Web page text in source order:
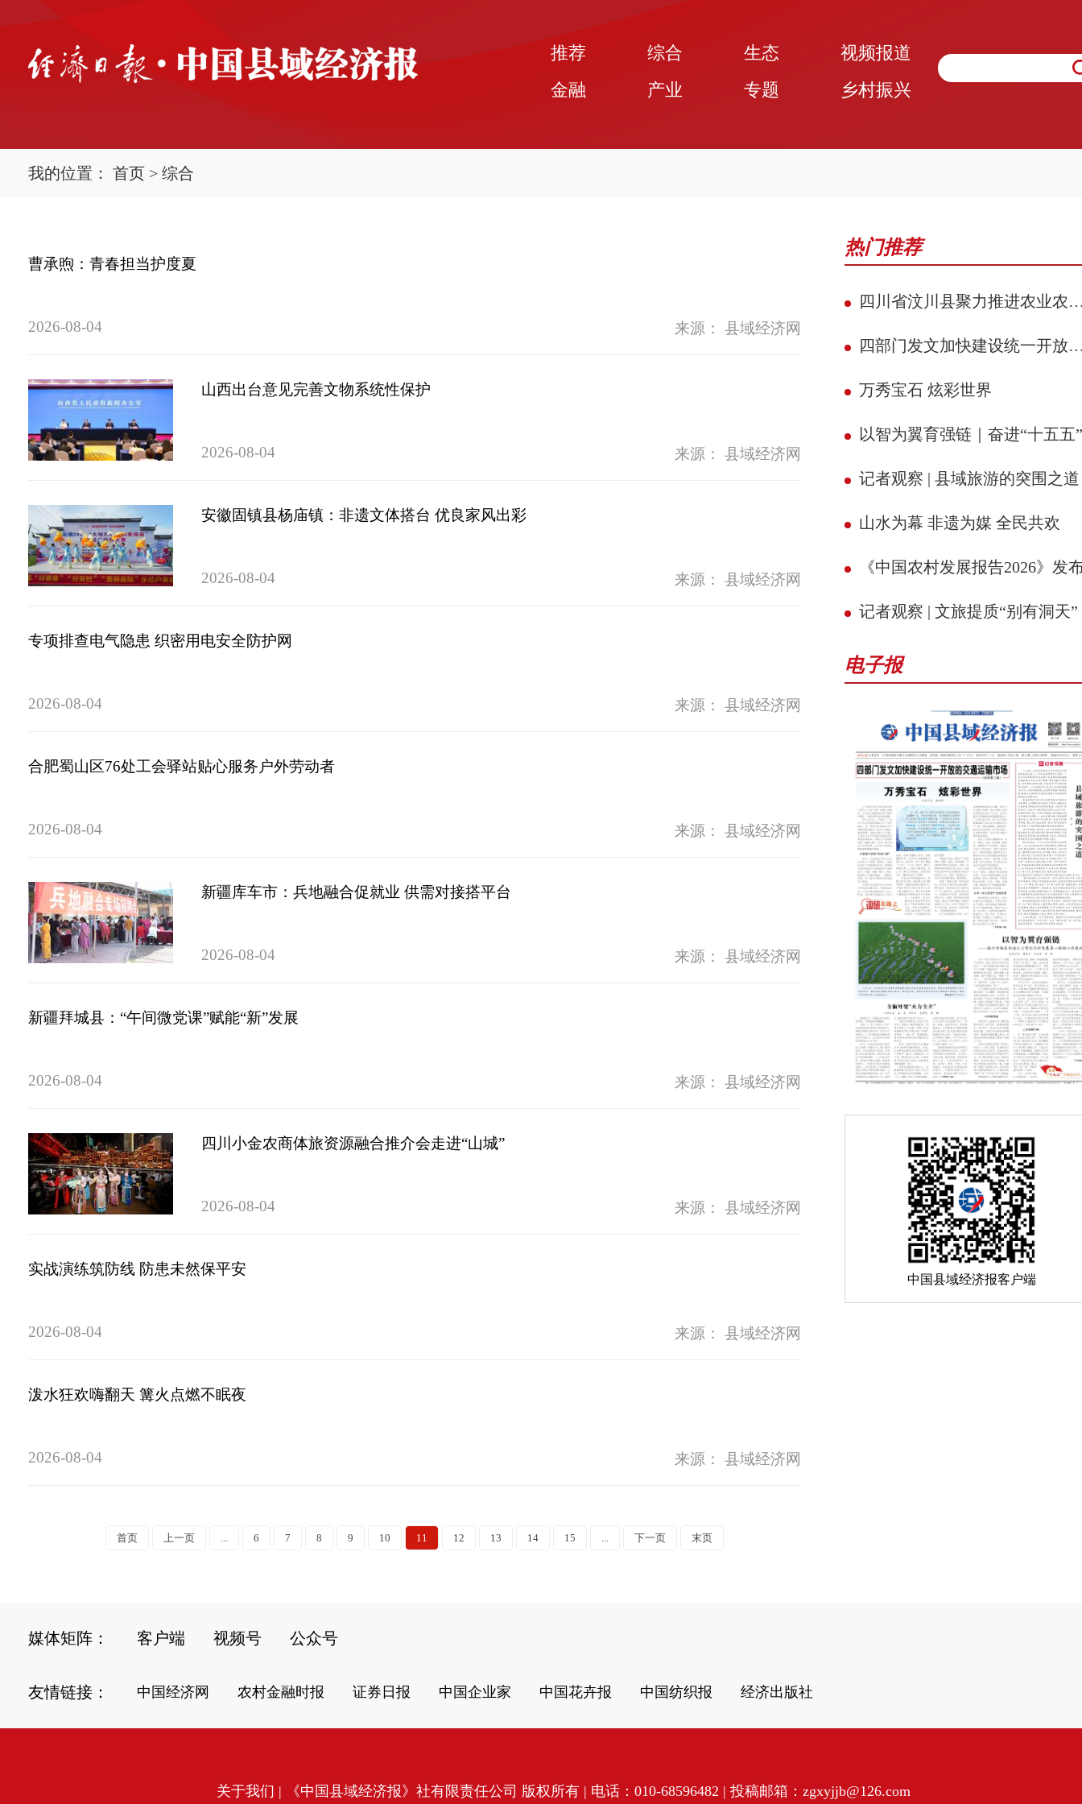
推荐 综合 生态
视频报道
金融
产业 专题 乡村振兴
我的位置： 首页 > 综合
曹承煦：青春担当护度夏
2026-08-04 来源： 县域经济网
山西出台意见完善文物系统性保护
2026-08-04 来源： 县域经济网
安徽固镇县杨庙镇：非遗文体搭台 优良家风出彩
2026-08-04 来源： 县域经济网
专项排查电气隐患 织密用电安全防护网
2026-08-04 来源： 县域经济网
合肥蜀山区76处工会驿站贴心服务户外劳动者
2026-08-04 来源： 县域经济网
新疆库车市：兵地融合促就业 供需对接搭平台
2026-08-04 来源： 县域经济网
新疆拜城县：“午间微党课”赋能“新”发展
2026-08-04 来源： 县域经济网
四川小金农商体旅资源融合推介会走进“山城”
2026-08-04 来源： 县域经济网
实战演练筑防线 防患未然保平安
2026-08-04 来源： 县域经济网
泼水狂欢嗨翻天 篝火点燃不眠夜
2026-08-04 来源： 县域经济网
首页 上一页 ... 6 7 8 9 10 11 12 13 14 15 ... 下一页 末页
热门推荐
四川省汶川县聚力推进农业农村现代化 赋能民族地区县域典范建设攻坚见效
四部门发文加快建设统一开放的交通运输市场
万秀宝石 炫彩世界
以智为翼育强链｜奋进“十五五” 县域新征程
记者观察 | 县域旅游的突围之道
山水为幕 非遗为媒 全民共欢
《中国农村发展报告2026》发
记者观察 | 文旅提质“别有洞天”
电子报
中国县域经济报客户端
媒体矩阵： 客户端 视频号 公众号
友情链接： 中国经济网 农村金融时报 证券日报 中国企业家 中国花卉报 中国纺织报 经济出版社
关于我们 | 《中国县域经济报》社有限责任公司 版权所有 | 电话：010-68596482 | 投稿邮箱：zgxyjjb@126.com